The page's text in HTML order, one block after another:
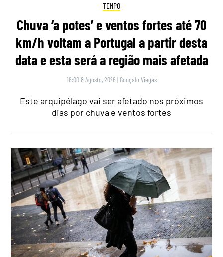
TEMPO
Chuva ‘a potes’ e ventos fortes até 70
km/h voltam a Portugal a partir desta
data e esta será a região mais afetada
16:00 8 Agosto, 2026 | Gonçalo Viegas
Este arquipélago vai ser afetado nos próximos
dias por chuva e ventos fortes